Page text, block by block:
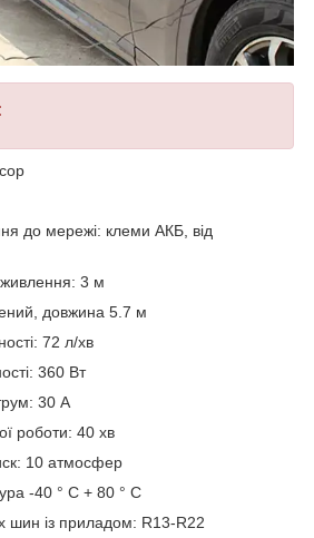
до мережі: клеми АКБ, від
3 м
довжина 5.7 м
72 л/хв
360 Вт
30 А
роботи: 40 хв
10 атмосфер
-40 ° С + 80 ° С
шин із приладом: R13-R22